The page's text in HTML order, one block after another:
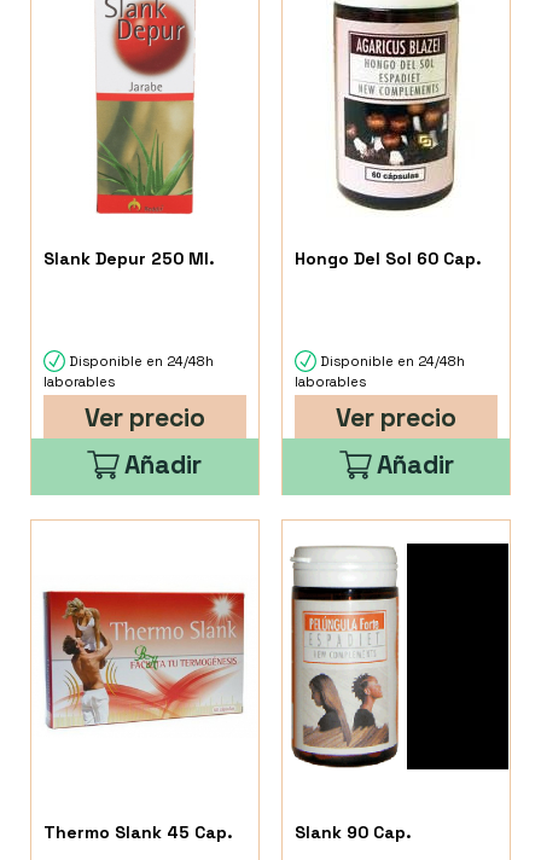
Slank Depur 250 Ml.
Disponible en 24/48h
laborables
Ver precio
Añadir
Hongo Del Sol 60 Cap.
Disponible en 24/48h
laborables
Ver precio
Añadir
Thermo Slank 45 Cap. Slank 90 Cap.